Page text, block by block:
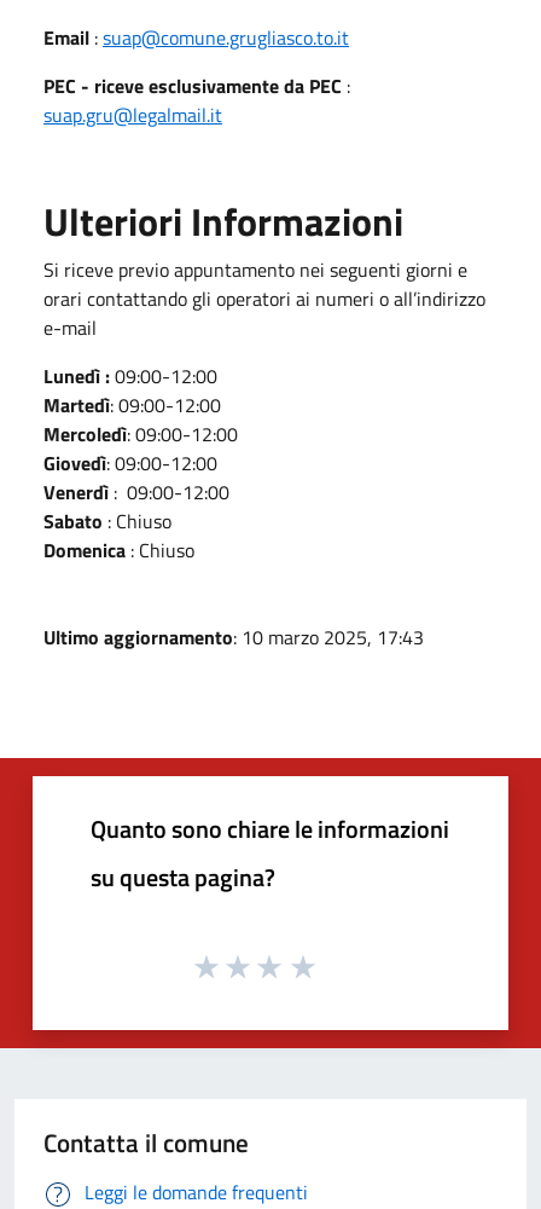
Email :suap@comune.grugliasco.to.it
PEC - riceve esclusivamente da PEC :
suap.gru@legalmail.it
Ulteriori Informazioni
Si riceve previo appuntamento nei seguenti giorni e
orari contattando gli operatori ai numeri o all’indirizzo
e-mail
Lunedì :09:00-12:00
Martedì: 09:00-12:00
Mercoledì: 09:00-12:00
Giovedì: 09:00-12:00
Venerdì : 09:00-12:00
Sabato : Chiuso
Domenica : Chiuso
Ultimo aggiornamento: 10 marzo 2025, 17:43
Quanto sono chiare le informazioni
su questa pagina?
Contatta il comune
Leggi le domande frequenti